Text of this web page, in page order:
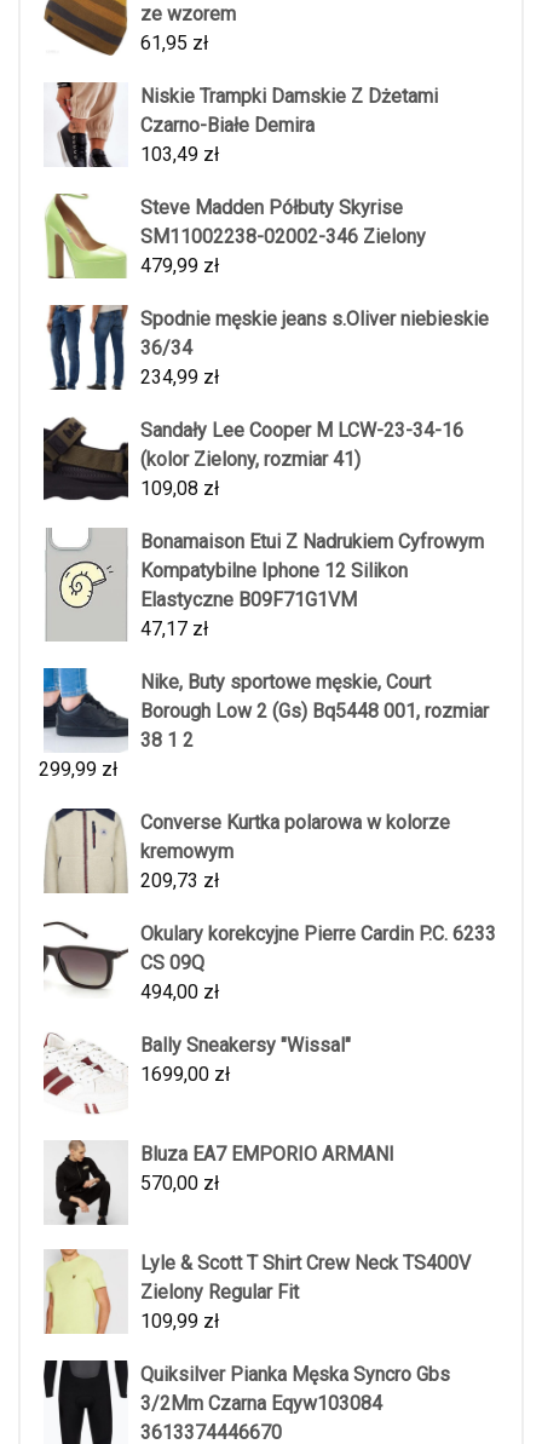
ze wzorem
61,95 zł
Niskie Trampki Damskie Z Dżetami
Czarno-Białe Demira
103,49 zł
Steve Madden Półbuty Skyrise
SM11002238-02002-346 Zielony
479,99 zł
Spodnie męskie jeans s.Oliver niebieskie
36/34
234,99 zł
Sandały Lee Cooper M LCW-23-34-16
(kolor Zielony, rozmiar 41)
109,08 zł
Bonamaison Etui Z Nadrukiem Cyfrowym
Kompatybilne Iphone 12 Silikon
Elastyczne B09F71G1VM
47,17 zł
Nike, Buty sportowe męskie, Court
Borough Low 2 (Gs) Bq5448 001, rozmiar
38 1 2
299,99 zł
Converse Kurtka polarowa w kolorze
kremowym
209,73 zł
Okulary korekcyjne Pierre Cardin P.C. 6233
CS 09Q
494,00 zł
Bally Sneakersy "Wissal"
1699,00 zł
Bluza EA7 EMPORIO ARMANI
570,00 zł
Lyle & Scott T Shirt Crew Neck TS400V
Zielony Regular Fit
109,99 zł
Quiksilver Pianka Męska Syncro Gbs
3/2Mm Czarna Eqyw103084
3613374446670